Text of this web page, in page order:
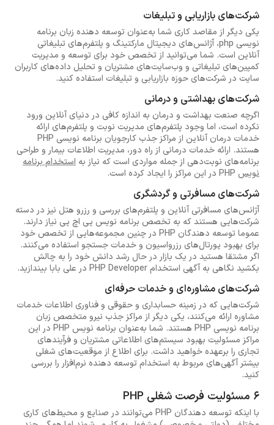
شرکت‌های بازاریابی و تبلیغات
یکی دیگر از مقاصد کاری شما به‌عنوان توسعه دهنده زبان برنامه
نویسی php، آژانس‌های دیجیتال مارکتینگ و پلتفرم‌های تبلیغاتی
آنلاین است. شما می‌توانید از تخصص خود برای توسعه و مدیریت
کمپین‌های تبلیغاتی و وب‌سایت‌های مشتریان و تحلیل داده‌های کاربران
سایت در شرکت‌های حوزه بازاریابی و تبلیغات استفاده کنید.
شرکت‌های بهداشتی و درمانی
اگرچه صنعت بهداشت و درمان به اندازه کافی در دنیای آنلاین ورود
نکرده است، اما وجود پلتفرم‌های مدیریت نوبت و پلتفرم‌های ارائه
خدمات درمان آنلاین از مراکز جذب کارجویان برنامه نویسی PHP
هستند. ارائه خدمات درمانی از راه دور، مدیریت اطلاعات بیمار و طراحی
برنامه‌های نوبت‌دهی از جمله مواردی است که نیاز به استخدام برنامه
نویس
شرکت‌های مسافرتی و گردشگری
آژانس‌های مسافرتی آنلاین و پلتفرم‌های بررسی و رزرو هتل نیز در دسته
شرکت‌هایی هستند که به تخصص برنامه نویس پی اچ پی نیاز دارند.
عموما توسعه دهندگان PHP در چنین مجموعه‌هایی از تخصص خود
برای بهبود پورتال‌های رزرواسیون و خدمات جستجو استفاده می‌کنند.
اگر مشتقا هستید در یک بازار در حال رشد دانش خود را به چالش
بکشید نگاهی به آگهی استخدام PHP Developer در علی بابا بیندازید.
شرکت‌های مشاوره‌ای و خدمات حرفه‌ای
شرکت‌هایی که در زمینه حسابداری و حقوقی و فناوری اطلاعات خدمات
مشاوره ارائه می‌کنند، یکی دیگر از مراکز جذب نیرو متخصص زبان
برنامه نویسی PHP هستند. شما به‌عنوان برنامه نویس PHP در این
مراکز مسئولیت بهبود سیستم‌های اطلاعاتی مشتریان و فرآیندهای
تجاری را برعهده خواهید داشت. برای اطلاع از موقعیت‌های شغلی
بیشتر آگهی‌های مربوط به استخدام توسعه دهنده نرم‌افزار را بررسی
کنید.
6 مسئولیت فرصت شغلی PHP
با اینکه توسعه دهندگان PHP می‌توانند در صنایع و محیط‌های کاری